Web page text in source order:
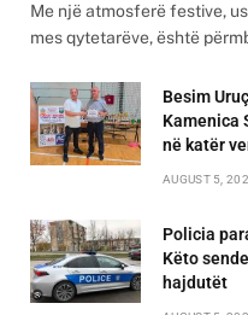
Me një atmosferë festive,
mes qytetarëve, është
Besim
Kamenica
në katër
AUGUST 5,
Policia
Këto
hajdutët